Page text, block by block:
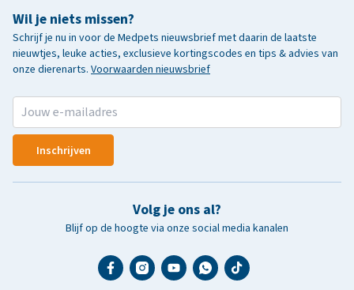
Wil je niets missen?
Schrijf je nu in voor de Medpets nieuwsbrief met daarin de laatste
nieuwtjes, leuke acties, exclusieve kortingscodes en tips & advies van
onze dierenarts. Voorwaarden nieuwsbrief
Inschrijven
Volg je ons al?
Blijf op de hoogte via onze social media kanalen